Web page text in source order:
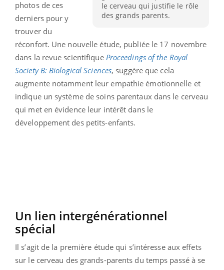
le cerveau qui justifie le rôle
des grands parents.
photos de ces
derniers pour y
trouver du
réconfort. Une nouvelle étude, publiée le 17 novembre
dans la revue scientifique Proceedings of the Royal
Society B: Biological Sciences, suggère que cela
augmente notamment leur empathie émotionnelle et
indique un système de soins parentaux dans le cerveau
qui met en évidence leur intérêt dans le
développement des petits-enfants.
Un lien intergénérationnel
spécial
Il s’agit de la première étude qui s’intéresse aux effets
sur le cerveau des grands-parents du temps passé à se